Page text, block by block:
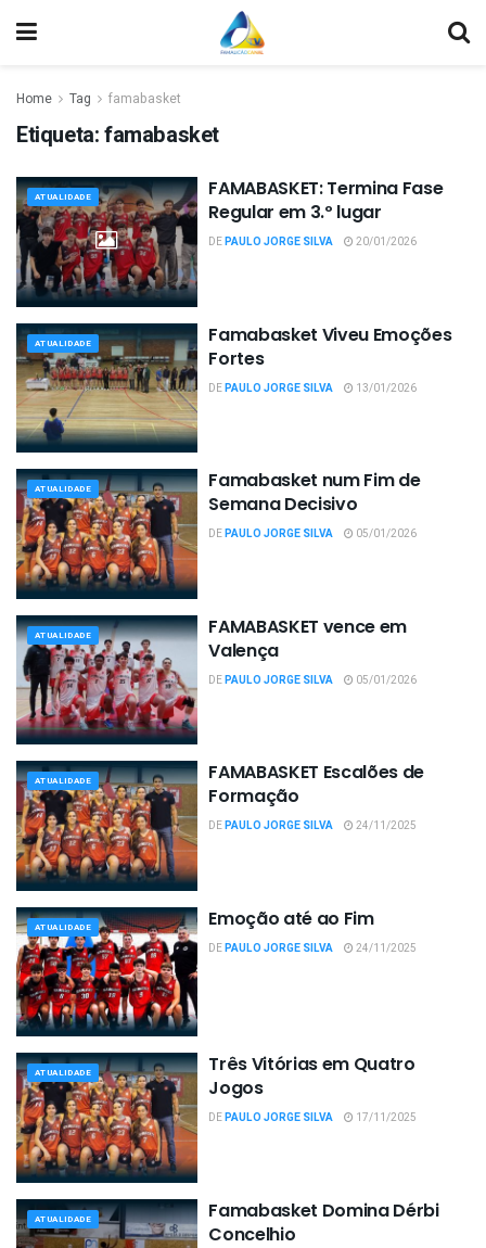
Home Tag famabasket
Etiqueta:famabasket
ATUALIDADE
FAMABASKET: Termina Fase
Regular em 3.º lugar
DEPAULO JORGE SILVA 20/01/2026
ATUALIDADE
Famabasket Viveu Emoções
Fortes
DEPAULO JORGE SILVA 13/01/2026
ATUALIDADE
Famabasket num Fim de
Semana Decisivo
DEPAULO JORGE SILVA 05/01/2026
ATUALIDADE
FAMABASKET vence em
Valença
DEPAULO JORGE SILVA 05/01/2026
ATUALIDADE
FAMABASKET Escalões de
Formação
DEPAULO JORGE SILVA 24/11/2025
ATUALIDADE Emoção até ao Fim
DEPAULO JORGE SILVA 24/11/2025
ATUALIDADE
Três Vitórias em Quatro
Jogos
DEPAULO JORGE SILVA 17/11/2025
ATUALIDADE
Famabasket Domina Dérbi
Concelhio